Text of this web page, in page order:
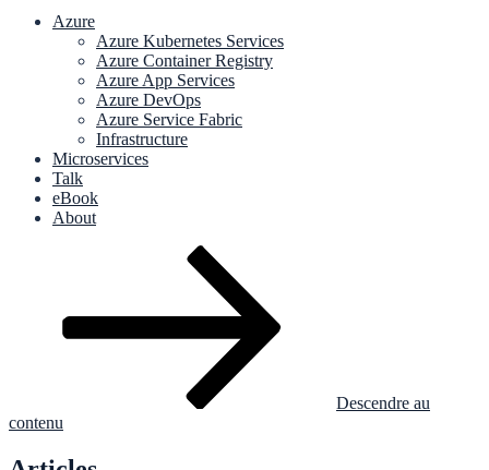
Azure
Azure Kubernetes Services
Azure Container Registry
Azure App Services
Azure DevOps
Azure Service Fabric
Infrastructure
Microservices
Talk
eBook
About
Descendre au
contenu